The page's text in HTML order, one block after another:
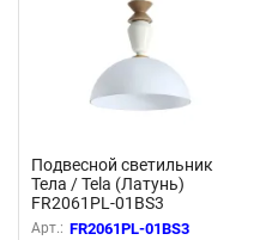
Подвесной светильник
Тела / Tela (Латунь)
FR2061PL-01BS3
Арт.: FR2061PL-01BS3